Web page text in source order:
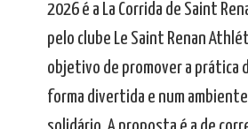
2026 é a La Corrida de Saint
pelo clube Le Saint Renan
objetivo de promover a prática
forma divertida e num